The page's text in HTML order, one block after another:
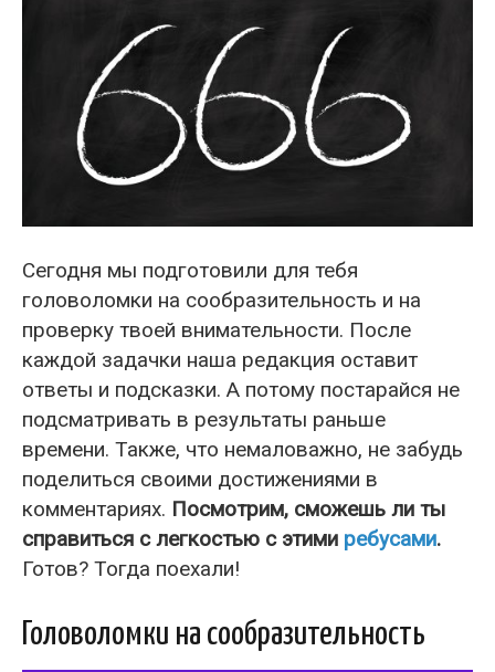
Сегодня мы подготовили для тебя
головоломки на сообразительность и на
проверку твоей внимательности. После
каждой задачки наша редакция оставит
ответы и подсказки. А потому постарайся не
подсматривать в результаты раньше
времени. Также, что немаловажно, не забудь
поделиться своими достижениями в
комментариях. Посмотрим, сможешь ли ты
справиться с легкостью с этими ребусами.
Готов? Тогда поехали!
Головоломки на сообразительность